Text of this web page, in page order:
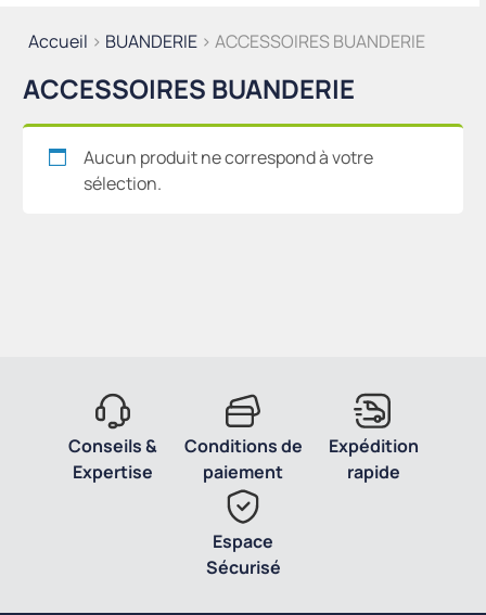
Accueil > BUANDERIE > ACCESSOIRES BUANDERIE
ACCESSOIRES BUANDERIE
Aucun produit ne correspond à votre
sélection.
Conseils &
Expertise
Conditions de
paiement
Expédition
rapide
Espace
Sécurisé